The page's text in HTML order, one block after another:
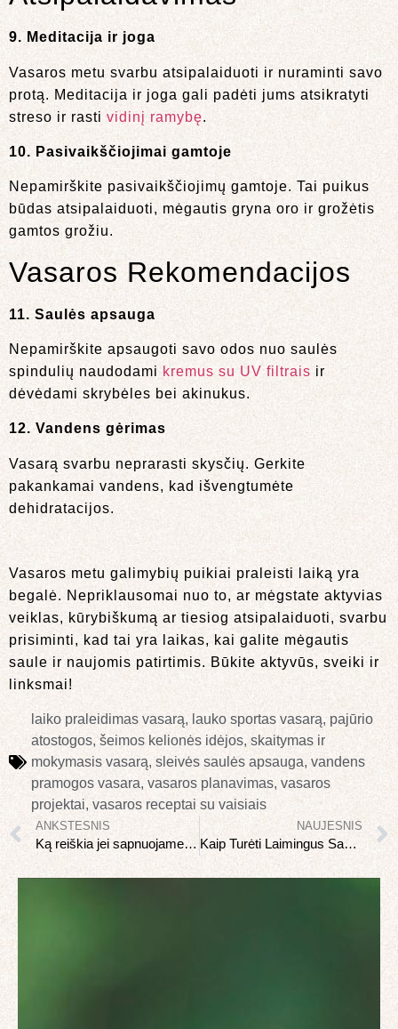
9. Meditacija ir joga
Vasaros metu svarbu atsipalaiduoti ir nuraminti savo
protą. Meditacija ir joga gali padėti jums atsikratyti
streso ir rasti vidinį ramybę.
10. Pasivaikščiojimai gamtoje
Nepamirškite pasivaikščiojimų gamtoje. Tai puikus
būdas atsipalaiduoti, mėgautis gryna oro ir grožėtis
gamtos grožiu.
Vasaros Rekomendacijos
11. Saulės apsauga
Nepamirškite apsaugoti savo odos nuo saulės
spindulių naudodami kremus su UV filtrais ir
dėvėdami skrybėles bei akinukus.
12. Vandens gėrimas
Vasarą svarbu neprarasti skysčių. Gerkite
pakankamai vandens, kad išvengtumėte
dehidratacijos.
Vasaros metu galimybių puikiai praleisti laiką yra
begalė. Nepriklausomai nuo to, ar mėgstate aktyvias
veiklas, kūrybiškumą ar tiesiog atsipalaiduoti, svarbu
prisiminti, kad tai yra laikas, kai galite mėgautis
saule ir naujomis patirtimis. Būkite aktyvūs, sveiki ir
linksmai!
laiko praleidimas vasarą, lauko sportas vasarą, pajūrio
atostogos, šeimos kelionės idėjos, skaitymas ir
mokymasis vasarą, sleivės saulės apsauga, vandens
pramogos vasara, vasaros planavimas, vasaros
projektai, vasaros receptai su vaisiais
ANKSTESNIS
Ką reiškia jei sapnuojame gyvates?
NAUJESNIS
Kaip Turėti Laimingus Santykius su Antraja Puse?